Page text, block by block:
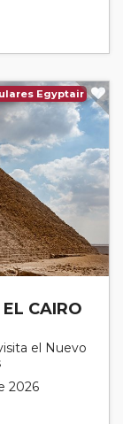
Egyptair
CAIRO
el Nuevo
2026